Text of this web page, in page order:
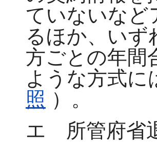
ていないなど
るほか、いず
方ごとの年間
ような方式に
照 ）。
エ 所管府省